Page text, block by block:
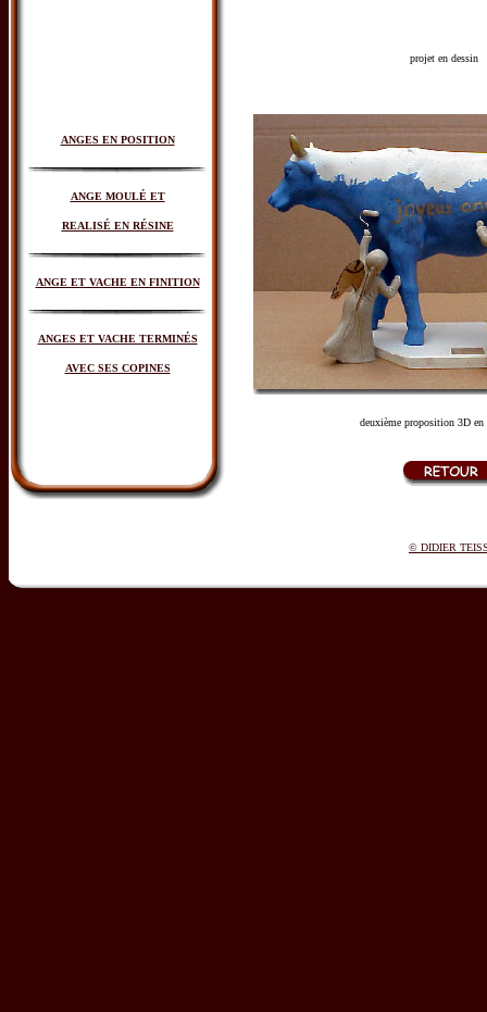
projet en dessin
ANGES EN POSITION
ANGE MOULÉ ET
REALISÉ EN RÉSINE
ANGE ET VACHE EN FINITION
ANGES ET VACHE TERMINÉS
AVEC SES COPINES
deuxième proposition 3D en
© DIDIER